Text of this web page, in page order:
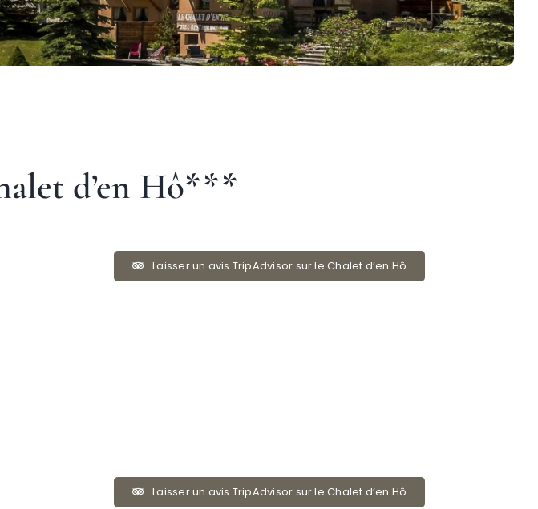
d’en Hô***
Laisser un avis TripAdvisor sur le Chalet d’en Hô
Laisser un avis TripAdvisor sur le Chalet d’en Hô